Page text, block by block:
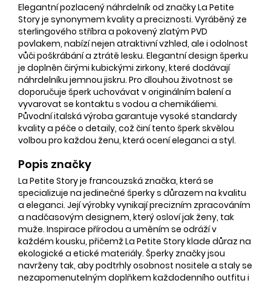
Elegantní pozlacený náhrdelník od značky La Petite
Story je synonymem kvality a preciznosti. Vyráběný ze
sterlingového stříbra a pokovený zlatým PVD
povlakem, nabízí nejen atraktivní vzhled, ale i odolnost
vůči poškrábání a ztrátě lesku. Elegantní design šperku
je doplněn čirými kubickými zirkony, které dodávají
náhrdelníku jemnou jiskru. Pro dlouhou životnost se
doporučuje šperk uchovávat v originálním balení a
vyvarovat se kontaktu s vodou a chemikáliemi.
Původní italská výroba garantuje vysoké standardy
kvality a péče o detaily, což činí tento šperk skvělou
volbou pro každou ženu, která ocení eleganci a styl.
Popis značky
La Petite Story je francouzská značka, která se
specializuje na jedinečné šperky s důrazem na kvalitu
a eleganci. Její výrobky vynikají precizním zpracováním
a nadčasovým designem, který osloví jak ženy, tak
muže. Inspirace přírodou a uměním se odráží v
každém kousku, přičemž La Petite Story klade důraz na
ekologické a etické materiály. Šperky značky jsou
navrženy tak, aby podtrhly osobnost nositele a staly se
nezapomenutelným doplňkem každodenního outfitu i